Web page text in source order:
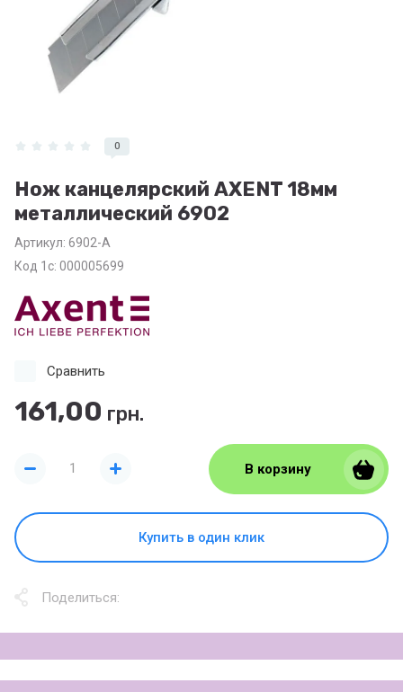
0
Нож канцелярский AXENT 18мм
металлический 6902
Артикул: 6902-A
Код 1с: 000005699
161,00 грн.
Сравнить
В корзину
Купить в один клик
Поделиться: